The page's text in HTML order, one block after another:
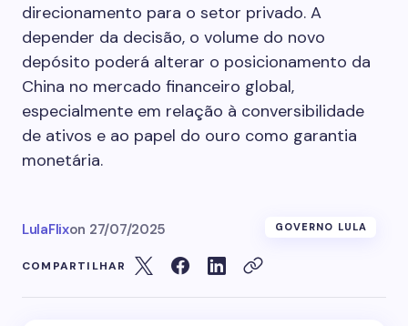
direcionamento para o setor privado. A
depender da decisão, o volume do novo
depósito poderá alterar o posicionamento da
China no mercado financeiro global,
especialmente em relação à conversibilidade
de ativos e ao papel do ouro como garantia
monetária.
LulaFlixon 27/07/2025 GOVERNO LULA
COMPARTILHAR